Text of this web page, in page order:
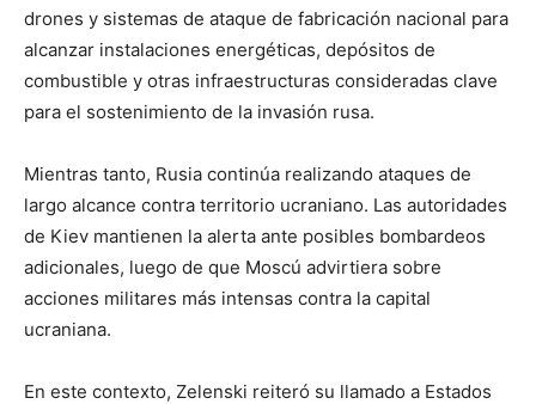
drones y sistemas de ataque de fabricación nacional para
alcanzar instalaciones energéticas, depósitos de
combustible y otras infraestructuras consideradas clave
para el sostenimiento de la invasión rusa.
Mientras tanto, Rusia continúa realizando ataques de
largo alcance contra territorio ucraniano. Las autoridades
de Kiev mantienen la alerta ante posibles bombardeos
adicionales, luego de que Moscú advirtiera sobre
acciones militares más intensas contra la capital
ucraniana.
En este contexto, Zelenski reiteró su llamado a Estados